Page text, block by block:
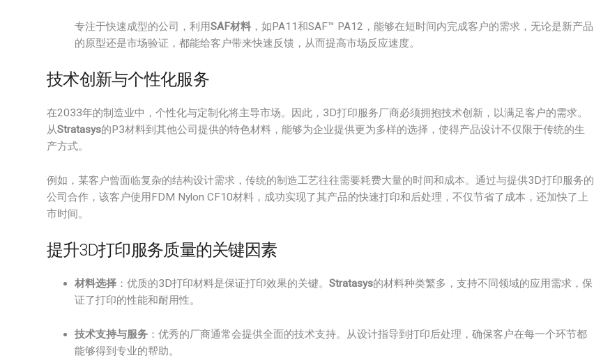
专注于快速成型的公司，利用SAF材料 ，如PA11和SAF™ PA12，能够在短时间内完成客户的需求，无论是新产品
的原型还是市场验证，都能给客户带来快速反馈，从而提高市场反应速度。
技术创新与个性化服务
在2033年的制造业中，个性化与定制化将主导市场。因此，3D打印服务厂商必须拥抱技术创新，以满足客户的需求。
从Stratasys的P3材料到其他公司提供的特色材料，能够为企业提供更为多样的选择，使得产品设计不仅限于传统的生
产方式。
例如，某客户曾面临复杂的结构设计需求，传统的制造工艺往往需要耗费大量的时间和成本。通过与提供3D打印服务的
公司合作，该客户使用FDM Nylon CF10材料，成功实现了其产品的快速打印和后处理，不仅节省了成本，还加快了上
市时间。
提升3D打印服务质量的关键因素
材料选择 ：优质的3D打印材料是保证打印效果的关键。 Stratasys的材料种类繁多，支持不同领域的应用需求，保
证了打印的性能和耐用性。
技术支持与服务 ：优秀的厂商通常会提供全面的技术支持。从设计指导到打印后处理，确保客户在每一个环节都
能够得到专业的帮助。